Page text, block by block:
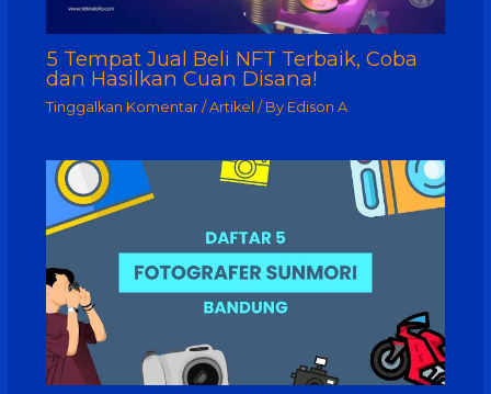
5 Tempat Jual Beli NFT Terbaik, Coba
dan Hasilkan Cuan Disana!
Tinggalkan Komentar /Artikel / By Edison A